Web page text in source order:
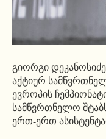
გიორგი
აქტიურ
ევროპის
სამწვრთნელო
ერთ-ერთ